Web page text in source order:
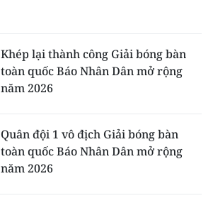
Khép lại thành công Giải bóng bàn
toàn quốc Báo Nhân Dân mở rộng
năm 2026
Quân đội 1 vô địch Giải bóng bàn
toàn quốc Báo Nhân Dân mở rộng
năm 2026